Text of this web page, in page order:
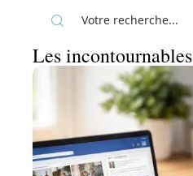
Les incontournables